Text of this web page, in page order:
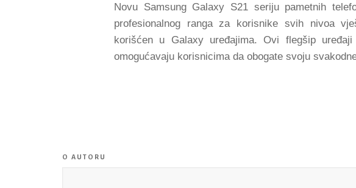
Novu Samsung Galaxy S21 seriju pametnih
profesionalnog ranga za korisnike svih nivoa
korišćen u Galaxy uređajima. Ovi flegšip
omogućavaju korisnicima da obogate svoju
O AUTORU